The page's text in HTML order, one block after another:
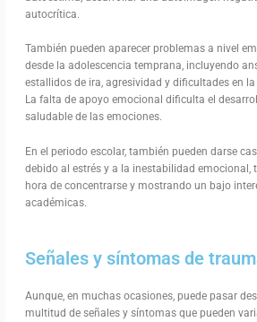
autocrítica.
También pueden aparecer problemas a nivel
desde la adolescencia temprana, incluyendo
estallidos de ira, agresividad y dificultades en
La falta de apoyo emocional dificulta el
saludable de las emociones.
En el periodo escolar, también pueden darse
debido al estrés y a la inestabilidad emocional,
hora de concentrarse y mostrando un bajo
académicas.
Señales y síntomas de
Aunque, en muchas ocasiones, puede pasar
multitud de señales y síntomas que pueden